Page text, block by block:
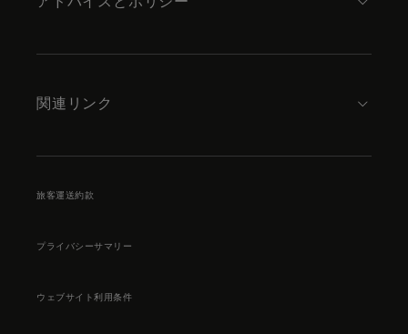
関連リンク
旅客運送約款
プライバシーサマリー
ウェブサイト利用条件